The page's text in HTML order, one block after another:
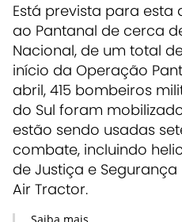
Está prevista para
ao Pantanal de cerca
Nacional, de um total
início da Operação
abril, 415 bombeiros
do Sul foram
estão sendo usadas
combate, incluindo
de Justiça e
Air Tractor.